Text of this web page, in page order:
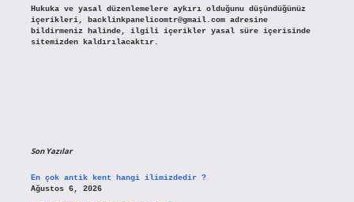
Hukuka ve yasal düzenlemelere aykırı olduğunu düşündüğünüz
içerikleri,
backlinkpanelicomtr@gmail.comadresine
bildirmeniz halinde, ilgili içerikler yasal süre içerisinde
sitemizden kaldırılacaktır.
Son Yazılar
En çok antik kent hangi ilimizdedir ?
Ağustos 6, 2026